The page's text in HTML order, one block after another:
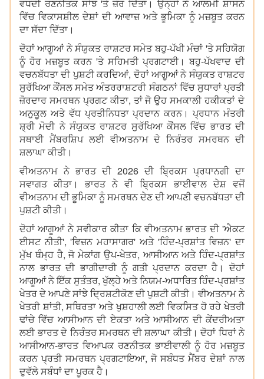
ਵਧਦੀ ਰਣਨੀਤਕ ਸਾਂਝ 'ਤੇ ਜ਼ੋਰ ਦਿੱਤਾ। ਉਨ੍ਹਾਂ ਨੇ ਆਲਮੀ ਸ਼ਾਸਨ
ਵਿੱਚ ਵਿਕਾਸਸ਼ੀਲ ਦੇਸ਼ਾਂ ਦੀ ਆਵਾਜ਼ ਅਤੇ ਭੂਮਿਕਾ ਨੂੰ ਮਜ਼ਬੂਤ ਕਰਨ
ਦਾ ਸੱਦਾ ਦਿੱਤਾ।
ਦੋਹਾਂ ਆਗੂਆਂ ਨੇ ਸੰਯੁਕਤ ਰਾਸ਼ਟਰ ਸਮੇਤ ਬਹੁ-ਪੱਖੀ ਮੰਚਾਂ 'ਤੇ ਸਹਿਯੋਗ
ਨੂੰ ਹੋਰ ਮਜ਼ਬੂਤ ਕਰਨ 'ਤੇ ਸਹਿਮਤੀ ਪ੍ਰਗਟਾਈ। ਬਹੁ-ਪੱਖਵਾਦ ਦੀ
ਵਚਨਬੱਧਤਾ ਦੀ ਪੁਸ਼ਟੀ ਕਰਦਿਆਂ, ਦੋਹਾਂ ਆਗੂਆਂ ਨੇ ਸੰਯੁਕਤ ਰਾਸ਼ਟਰ
ਸੁਰੱਖਿਆ ਕੌਂਸਲ ਸਮੇਤ ਅੰਤਰਰਾਸ਼ਟਰੀ ਸੰਗਠਨਾਂ ਵਿੱਚ ਸੁਧਾਰਾਂ ਪ੍ਰਤੀ
ਜ਼ੋਰਦਾਰ ਸਮਰਥਨ ਪ੍ਰਗਟ ਕੀਤਾ, ਤਾਂ ਜੋ ਉਹ ਸਮਕਾਲੀ ਹਕੀਕਤਾਂ ਦੇ
ਅਨੁਕੂਲ ਅਤੇ ਵੱਧ ਪ੍ਰਤੀਨਿਧਤਾ ਪ੍ਰਦਾਨ ਕਰਨ। ਪ੍ਰਧਾਨ ਮੰਤਰੀ
ਸ਼੍ਰੀ ਮੋਦੀ ਨੇ ਸੰਯੁਕਤ ਰਾਸ਼ਟਰ ਸੁਰੱਖਿਆ ਕੌਂਸਲ ਵਿੱਚ ਭਾਰਤ ਦੀ
ਸਥਾਈ ਮੈਂਬਰਸ਼ਿਪ ਲਈ ਵੀਅਤਨਾਮ ਦੇ ਨਿਰੰਤਰ ਸਮਰਥਨ ਦੀ
ਸ਼ਲਾਘਾ ਕੀਤੀ।
ਵੀਅਤਨਾਮ ਨੇ ਭਾਰਤ ਦੀ 2026 ਦੀ ਬ੍ਰਿਕਸ ਪ੍ਰਧਾਨਗੀ ਦਾ
ਸਵਾਗਤ ਕੀਤਾ। ਭਾਰਤ ਨੇ ਵੀ ਬ੍ਰਿਕਸ ਭਾਈਵਾਲ ਦੇਸ਼ ਵਜੋਂ
ਵੀਅਤਨਾਮ ਦੀ ਭੂਮਿਕਾ ਨੂੰ ਸਮਰਥਨ ਦੇਣ ਦੀ ਆਪਣੀ ਵਚਨਬੱਧਤਾ ਦੀ
ਪੁਸ਼ਟੀ ਕੀਤੀ।
ਦੋਹਾਂ ਆਗੂਆਂ ਨੇ ਸਵੀਕਾਰ ਕੀਤਾ ਕਿ ਵੀਅਤਨਾਮ ਭਾਰਤ ਦੀ 'ਐਕਟ
ਈਸਟ ਨੀਤੀ', 'ਵਿਜ਼ਨ ਮਹਾਸਾਗਰ' ਅਤੇ 'ਹਿੰਦ-ਪ੍ਰਸ਼ਾਂਤ ਵਿਜ਼ਨ' ਦਾ
ਮੁੱਖ ਥੰਮ੍ਹ ਹੈ, ਜੋ ਮੇਕਾਂਗ ਉਪ-ਖੇਤਰ, ਆਸੀਆਨ ਅਤੇ ਹਿੰਦ-ਪ੍ਰਸ਼ਾਂਤ
ਨਾਲ ਭਾਰਤ ਦੀ ਭਾਗੀਦਾਰੀ ਨੂੰ ਗਤੀ ਪ੍ਰਦਾਨ ਕਰਦਾ ਹੈ। ਦੋਹਾਂ
ਆਗੂਆਂ ਨੇ ਇੱਕ ਸੁਤੰਤਰ, ਖੁੱਲ੍ਹੇ ਅਤੇ ਨਿਯਮ-ਅਧਾਰਿਤ ਹਿੰਦ-ਪ੍ਰਸ਼ਾਂਤ
ਖੇਤਰ ਦੇ ਆਪਣੇ ਸਾਂਝੇ ਦ੍ਰਿਸ਼ਟੀਕੋਣ ਦੀ ਪੁਸ਼ਟੀ ਕੀਤੀ। ਵੀਅਤਨਾਮ ਨੇ
ਖੇਤਰੀ ਸ਼ਾਂਤੀ, ਸਥਿਰਤਾ ਅਤੇ ਖੁਸ਼ਹਾਲੀ ਲਈ ਵਿਕਸਿਤ ਹੋ ਰਹੇ ਖੇਤਰੀ
ਢਾਂਚੇ ਵਿੱਚ ਆਸੀਆਨ ਦੀ ਏਕਤਾ ਅਤੇ ਆਸੀਆਨ ਦੀ ਕੇਂਦਰੀਅਤਾ
ਲਈ ਭਾਰਤ ਦੇ ਨਿਰੰਤਰ ਸਮਰਥਨ ਦੀ ਸ਼ਲਾਘਾ ਕੀਤੀ। ਦੋਹਾਂ ਧਿਰਾਂ ਨੇ
ਆਸੀਆਨ-ਭਾਰਤ ਵਿਆਪਕ ਰਣਨੀਤਕ ਭਾਈਵਾਲੀ ਨੂੰ ਹੋਰ ਮਜ਼ਬੂਤ
ਕਰਨ ਪ੍ਰਤੀ ਸਮਰਥਨ ਪ੍ਰਗਟਾਇਆ, ਜੋ ਸਬੰਧਤ ਮੈਂਬਰ ਦੇਸ਼ਾਂ ਨਾਲ
ਦੁਵੱਲੇ ਸਬੰਧਾਂ ਦਾ ਪੂਰਕ ਹੈ।